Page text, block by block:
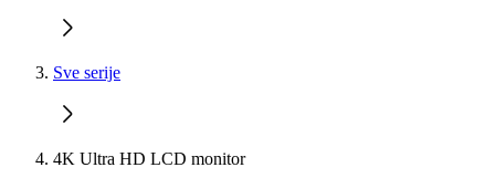
Sve serije
4K Ultra HD LCD monitor